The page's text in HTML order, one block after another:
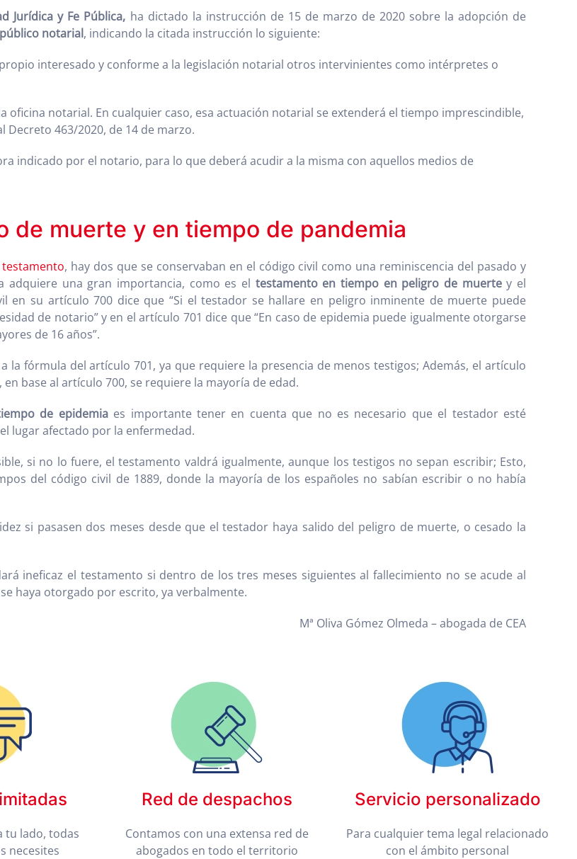
Jurídica y Fe Pública, ha dictado la instrucción de 15 de marzo de 2020 sobre la adopción de
notarial, indicando la citada instrucción lo siguiente:
interesado y conforme a la legislación notarial otros intervinientes como intérpretes o
oficina notarial. En cualquier caso, esa actuación notarial se extenderá el tiempo imprescindible,
Decreto 463/2020, de 14 de marzo.
indicado por el notario, para lo que deberá acudir a la misma con aquellos medios de
de muerte y en tiempo de pandemia
testamento, hay dos que se conservaban en el código civil como una reminiscencia del pasado y
adquiere una gran importancia, como es el testamento en tiempo en peligro de muertey el
en su artículo 700 dice que “Si el testador se hallare en peligro inminente de muerte puede
de notario” y en el artículo 701 dice que “En caso de epidemia puede igualmente otorgarse
de 16 años”.
la fórmula del artículo 701, ya que requiere la presencia de menos testigos; Además, el artículo
base al artículo 700, se requiere la mayoría de edad.
de epidemiaes importante tener en cuenta que no es necesario que el testador esté
lugar afectado por la enfermedad.
si no lo fuere, el testamento valdrá igualmente, aunque los testigos no sepan escribir; Esto,
del código civil de 1889, donde la mayoría de los españoles no sabían escribir o no había
si pasasen dos meses desde que el testador haya salido del peligro de muerte, o cesado la
ineficaz el testamento si dentro de los tres meses siguientes al fallecimiento no se acude al
se haya otorgado por escrito, ya verbalmente.
Mª Oliva Gómez Olmeda – abogada de CEA
tu lado, todas
necesites
Red de despachos
Contamos con una extensa red de
abogados en todo el territorio
Servicio personalizado
Para cualquier tema legal relacionado
con el ámbito personal